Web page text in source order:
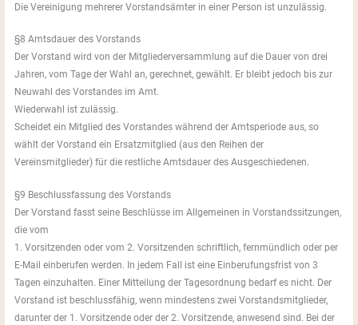
Die Vereinigung mehrerer Vorstandsämter in einer Person ist unzulässig.
§8 Amtsdauer des Vorstands
Der Vorstand wird von der Mitgliederversammlung auf die Dauer von drei
Jahren, vom Tage der Wahl an, gerechnet, gewählt. Er bleibt jedoch bis zur
Neuwahl des Vorstandes im Amt.
Wiederwahl ist zulässig.
Scheidet ein Mitglied des Vorstandes während der Amtsperiode aus, so
wählt der Vorstand ein Ersatzmitglied (aus den Reihen der
Vereinsmitglieder) für die restliche Amtsdauer des Ausgeschiedenen.
§9 Beschlussfassung des Vorstands
Der Vorstand fasst seine Beschlüsse im Allgemeinen in Vorstandssitzungen,
die vom
1. Vorsitzenden oder vom 2. Vorsitzenden schriftlich, fernmündlich oder per
E-Mail einberufen werden. In jedem Fall ist eine Einberufungsfrist von 3
Tagen einzuhalten. Einer Mitteilung der Tagesordnung bedarf es nicht. Der
Vorstand ist beschlussfähig, wenn mindestens zwei Vorstandsmitglieder,
darunter der 1. Vorsitzende oder der 2. Vorsitzende, anwesend sind. Bei der